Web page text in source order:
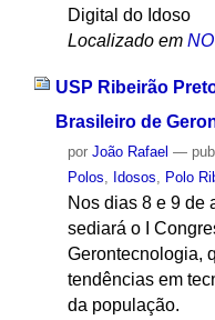
Digital do Idoso
Localizado em
USP Ribeirão
Brasileiro de
por João Rafael —
Polos, Idosos, Polo
Nos dias 8 e 9 de
sediará o I
Gerontecnologia,
tendências em
da população.